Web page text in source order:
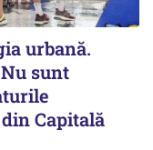
urbană.
sunt
Capitală